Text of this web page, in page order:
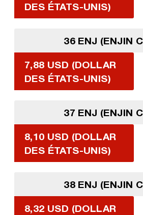
DES ÉTATS-UNIS)
36 ENJ (ENJIN
7,88 USD (DOLLAR
DES ÉTATS-UNIS)
37 ENJ (ENJIN
8,10 USD (DOLLAR
DES ÉTATS-UNIS)
38 ENJ (ENJIN
8,32 USD (DOLLAR